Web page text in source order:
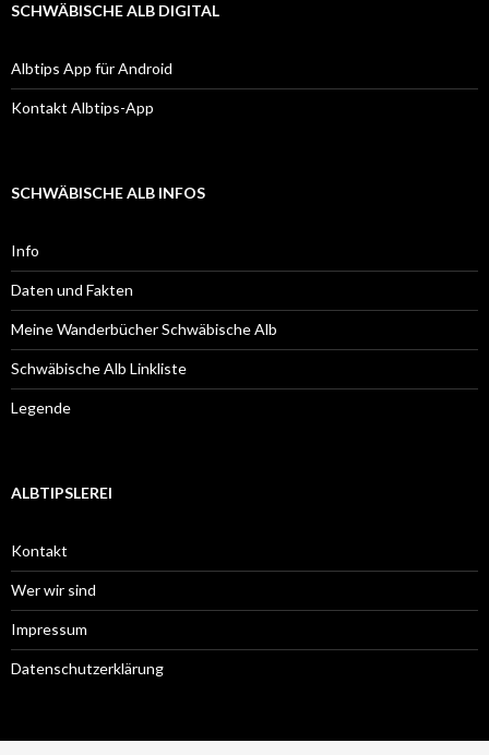
SCHWÄBISCHE ALB DIGITAL
Albtips App für Android
Kontakt Albtips-App
SCHWÄBISCHE ALB INFOS
Info
Daten und Fakten
Meine Wanderbücher Schwäbische Alb
Schwäbische Alb Linkliste
Legende
ALBTIPSLEREI
Kontakt
Wer wir sind
Impressum
Datenschutzerklärung